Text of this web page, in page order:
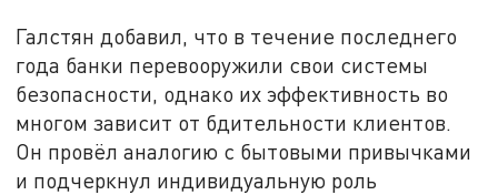
Галстян добавил, что в течение последнего
года банки перевооружили свои системы
безопасности, однако их эффективность во
многом зависит от бдительности клиентов.
Он провёл аналогию с бытовыми привычками
и подчеркнул индивидуальную роль